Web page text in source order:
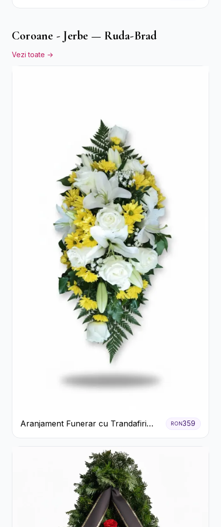
Trandafiri și Gerbera
Coroane - Jerbe — Ruda-Brad
Vezi toate →
Aranjament Funerar cu Trandafiri
Albi Crizanteme Galbene și Crini
RON359